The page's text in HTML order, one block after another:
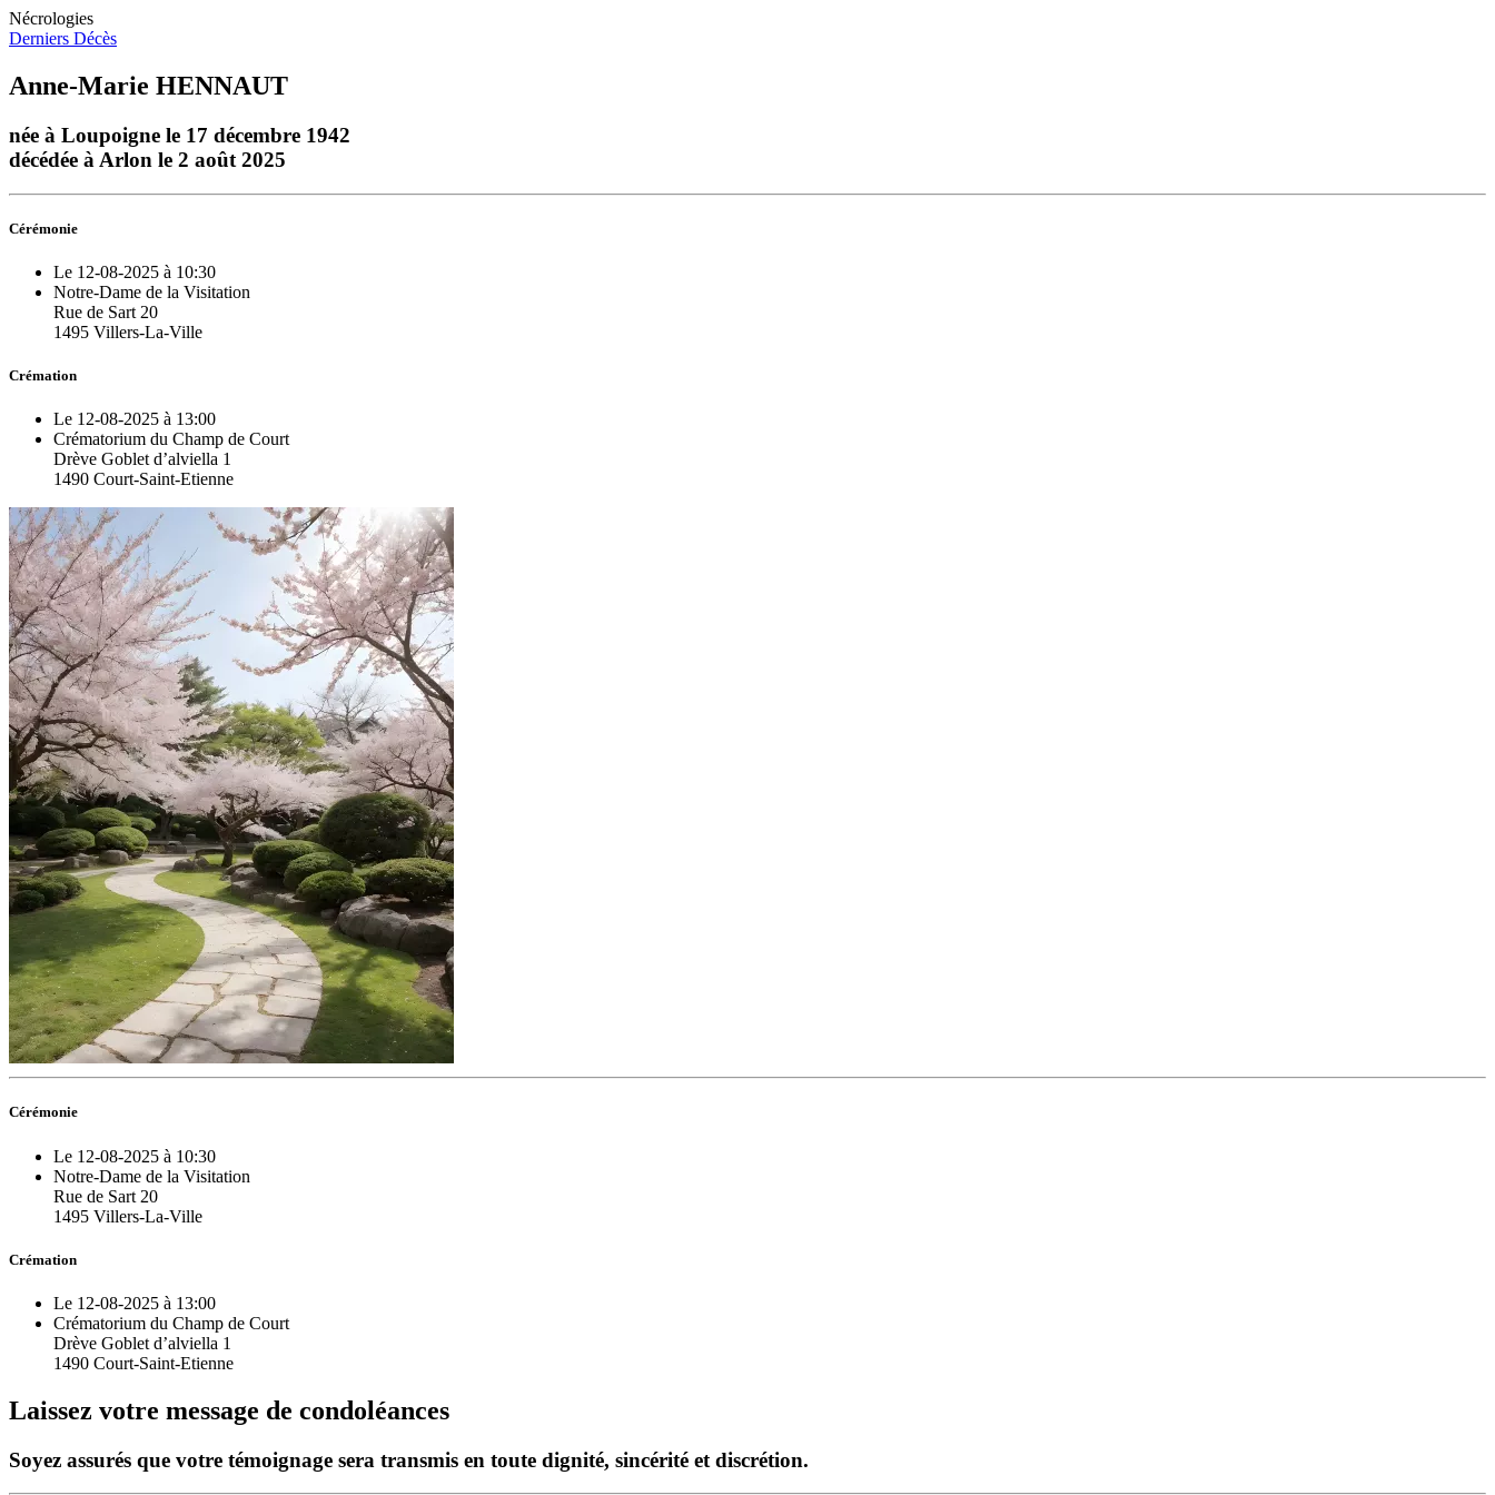
Nécrologies
Derniers Décès
Anne-Marie HENNAUT
née à Loupoigne le 17 décembre 1942
décédée à Arlon le 2 août 2025
Cérémonie
Le 12-08-2025 à 10:30
Notre-Dame de la Visitation
Rue de Sart 20
1495 Villers-La-Ville
Crémation
Le 12-08-2025 à 13:00
Crématorium du Champ de Court
Drève Goblet d’alviella 1
1490 Court-Saint-Etienne
Cérémonie
Le 12-08-2025 à 10:30
Notre-Dame de la Visitation
Rue de Sart 20
1495 Villers-La-Ville
Crémation
Le 12-08-2025 à 13:00
Crématorium du Champ de Court
Drève Goblet d’alviella 1
1490 Court-Saint-Etienne
Laissez votre message de condoléances
Soyez assurés que votre témoignage sera transmis en toute dignité, sincérité et discrétion.